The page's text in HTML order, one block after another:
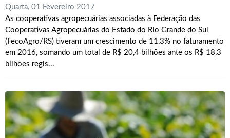
Quarta, 01 Fevereiro 2017
As cooperativas agropecuárias associadas à Federação das
Cooperativas Agropecuárias do Estado do Rio Grande do Sul
(FecoAgro/RS) tiveram um crescimento de 11,3% no faturamento
em 2016, somando um total de R$ 20,4 bilhões ante os R$ 18,3
bilhões regis...